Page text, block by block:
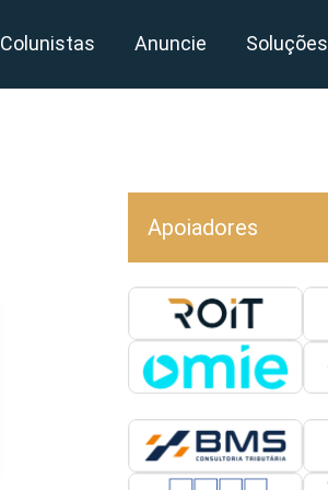
Colunistas Anuncie Soluções
Apoiadores